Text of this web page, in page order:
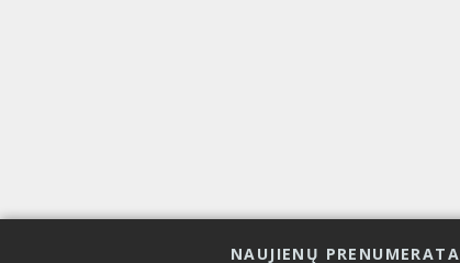
NAUJIENŲ PRENUMERATA